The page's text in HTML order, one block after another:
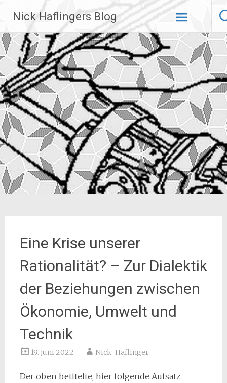
Inhalt
springen
Nick Haflingers Blog
Eine Krise unserer
Rationalität? – Zur Dialektik
der Beziehungen zwischen
Ökonomie, Umwelt und
Technik
19. Juni 2022 Nick_Haflinger
Der oben betitelte, hier folgende Aufsatz